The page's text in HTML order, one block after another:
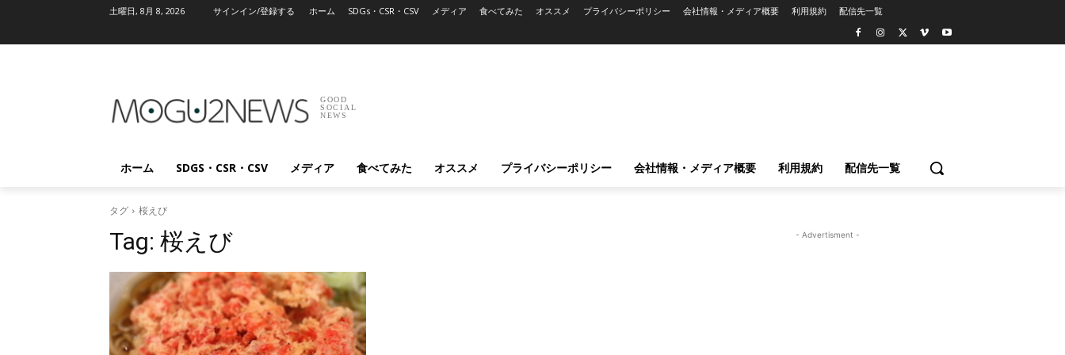
土曜日, 8月 8, 2026 サインイン/登録する ホーム SDGs・CSR・CSV メディア 食べてみた オススメ プライバシーポリシー 会社情報・メディア概要 利用規約 配信先一覧
GOOD
SOCIAL
NEWS
ホーム SDGS・CSR・CSV メディア 食べてみた オススメ プライバシーポリシー 会社情報・メディア概要 利用規約 配信先一覧
タグ 桜えび
Tag: 桜えび - Advertisment -